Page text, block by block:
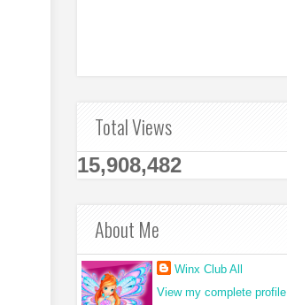
Total Views
15,908,482
About Me
Winx Club All
View my complete profile